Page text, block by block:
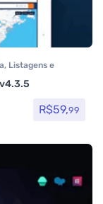
, Listagens e
Todos os itens
R$59,99